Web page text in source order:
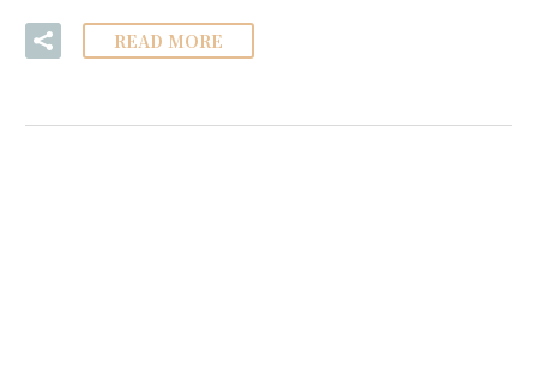
READ MORE